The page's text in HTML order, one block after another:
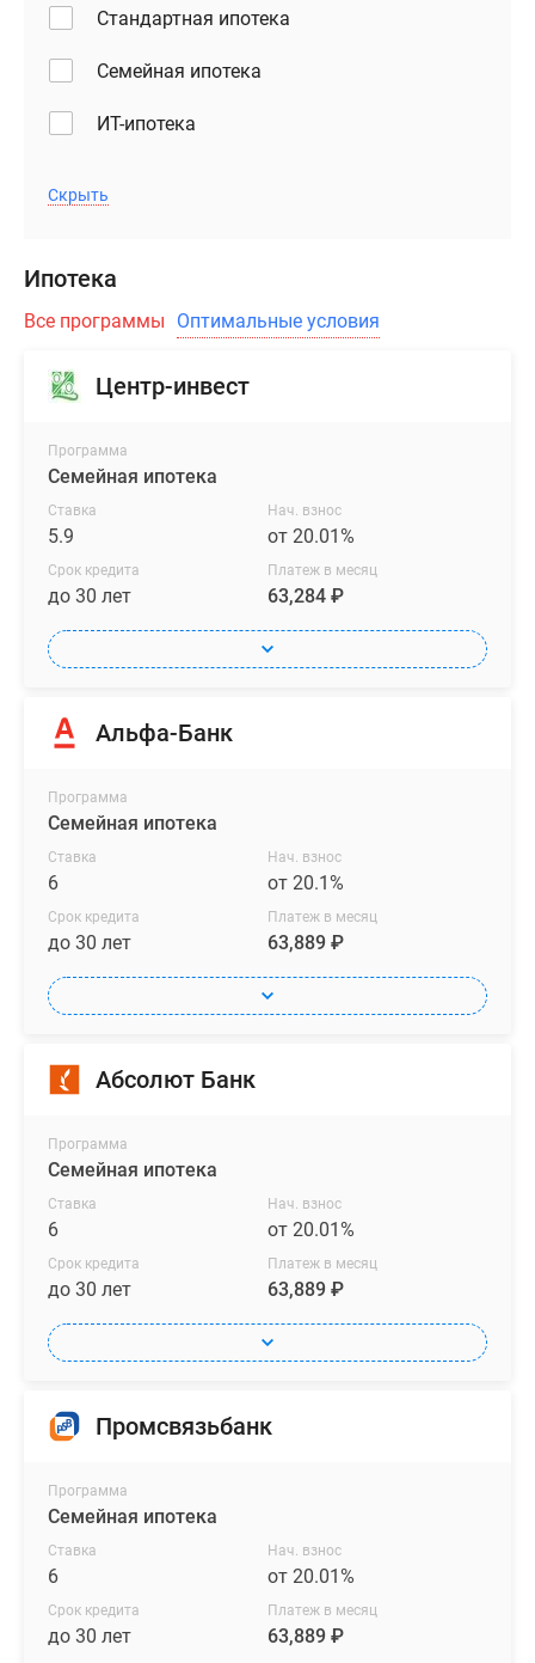
Стандартная ипотека
Семейная ипотека
ИТ-ипотека
Скрыть
Ипотека
Все программы Оптимальные условия
Центр-инвест
Программа
Семейная ипотека
Ставка
5.9
Нач. взнос
от 20.01%
Срок кредита
до 30 лет
Платеж в месяц
63,284 ₽
Альфа-Банк
Программа
Семейная ипотека
Ставка
6
Нач. взнос
от 20.1%
Срок кредита
до 30 лет
Платеж в месяц
63,889 ₽
Абсолют Банк
Программа
Семейная ипотека
Ставка
6
Нач. взнос
от 20.01%
Срок кредита
до 30 лет
Платеж в месяц
63,889 ₽
Промсвязьбанк
Программа
Семейная ипотека
Ставка
6
Нач. взнос
от 20.01%
Срок кредита
до 30 лет
Платеж в месяц
63,889 ₽